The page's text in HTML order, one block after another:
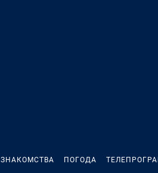
ЗНАКОМСТВА ПОГОДА